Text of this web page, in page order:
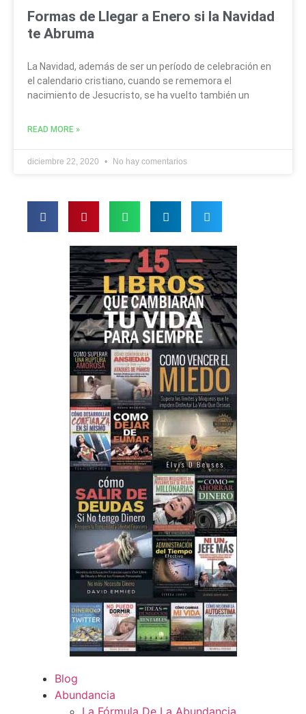
Formas de Llegar a Enero si la Navidad
te Abruma
La Navidad, además de ser un período de celebración en
el calendario cristiano, cuando se rememora el
nacimiento de Jesucristo, se ha vuelto también un
READ MORE »
diciembre 22, 2020 No hay comentarios
Blog
Abundancia
La Fórmula De La Abundancia